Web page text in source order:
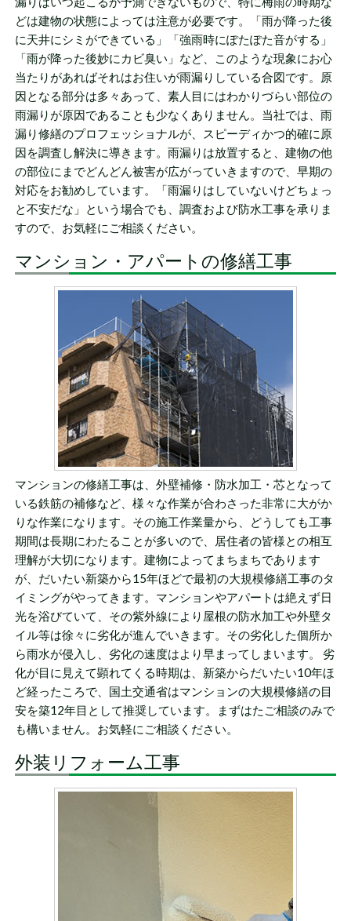
どは建物の状態によっては注意が必要です。「雨が降った後
に天井にシミができている」「強雨時にぽたぽた音がする」
「雨が降った後妙にカビ臭い」など、このような現象にお心
当たりがあればそれはお住いが雨漏りしている合図です。原
因となる部分は多々あって、素人目にはわかりづらい部位の
雨漏りが原因であることも少なくありません。当社では、雨
漏り修繕のプロフェッショナルが、スピーディかつ的確に原
因を調査し解決に導きます。雨漏りは放置すると、建物の他
の部位にまでどんどん被害が広がっていきますので、早期の
対応をお勧めしています。「雨漏りはしていないけどちょっ
と不安だな」という場合でも、調査および防水工事を承りま
すので、お気軽にご相談ください。
マンション・アパートの修繕工事
マンションの修繕工事は、外壁補修・防水加工・芯となって
いる鉄筋の補修など、様々な作業が合わさった非常に大がか
りな作業になります。その施工作業量から、どうしても工事
期間は長期にわたることが多いので、居住者の皆様との相互
理解が大切になります。建物によってまちまちであります
が、だいたい新築から15年ほどで最初の大規模修繕工事のタ
イミングがやってきます。マンションやアパートは絶えず日
光を浴びていて、その紫外線により屋根の防水加工や外壁タ
イル等は徐々に劣化が進んでいきます。その劣化した個所か
ら雨水が侵入し、劣化の速度はより早まってしまいます。 劣
化が目に見えて顕れてくる時期は、新築からだいたい10年ほ
ど経ったころで、国土交通省はマンションの大規模修繕の目
安を築12年目として推奨しています。まずはたご相談のみで
も構いません。お気軽にご相談ください。
外装リフォーム工事